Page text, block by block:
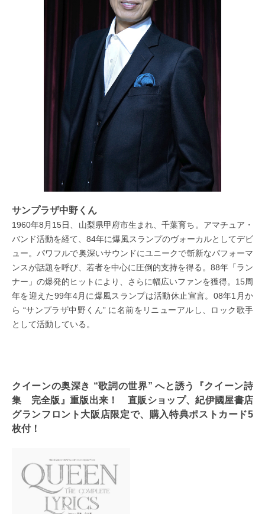
サンプラザ中野くん
1960年8月15日、山梨県甲府市生まれ、千葉育ち。アマチュア・
バンド活動を経て、84年に爆風スランプのヴォーカルとしてデビ
ュー。パワフルで奥深いサウンドにユニークで斬新なパフォーマ
ンスが話題を呼び、若者を中心に圧倒的支持を得る。88年「ラン
ナー」の爆発的ヒットにより、さらに幅広いファンを獲得。15周
年を迎えた99年4月に爆風スランプは活動休止宣言。08年1月か
ら “サンプラザ中野くん” に名前をリニューアルし、ロック歌手
として活動している。
クイーンの奥深き “歌詞の世界” へと誘う『クイーン詩
集 完全版』重版出来！ 直販ショップ、紀伊國屋書店
グランフロント大阪店限定で、購入特典ポストカード5
枚付！